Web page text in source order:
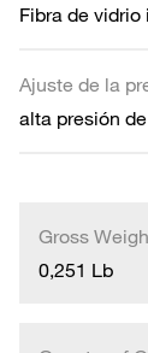
Fibra de vidrio
Ajuste de la
alta presión
Gross
0,251 Lb